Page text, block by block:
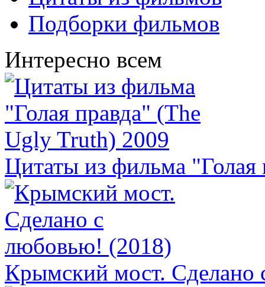
Подборки фильмов
Интересно всем
Цитаты из фильма
Крымский мост.